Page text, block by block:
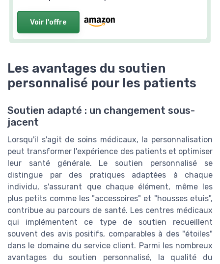
Voir l'offre
Les avantages du soutien
personnalisé pour les patients
Soutien adapté : un changement sous-
jacent
Lorsqu'il s'agit de soins médicaux, la personnalisation
peut transformer l'expérience des patients et optimiser
leur santé générale. Le soutien personnalisé se
distingue par des pratiques adaptées à chaque
individu, s'assurant que chaque élément, même les
plus petits comme les "accessoires" et "housses etuis",
contribue au parcours de santé. Les centres médicaux
qui implémentent ce type de soutien recueillent
souvent des avis positifs, comparables à des "étoiles"
dans le domaine du service client. Parmi les nombreux
avantages du soutien personnalisé, la qualité du